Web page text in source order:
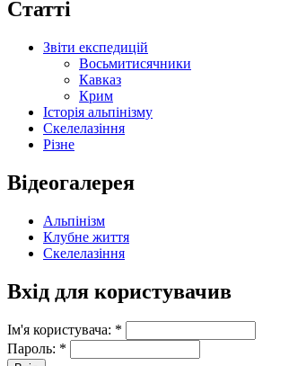
Статті
Звіти експедицій
Восьмитисячники
Кавказ
Крим
Історія альпінізму
Скелелазіння
Різне
Відеогалерея
Альпінізм
Клубне життя
Скелелазіння
Вхід для користувачив
Ім'я користувача: *
Пароль: *